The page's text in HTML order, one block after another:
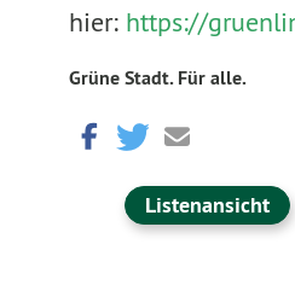
hier: https://
Grüne Stadt. Für alle.
Listenansicht